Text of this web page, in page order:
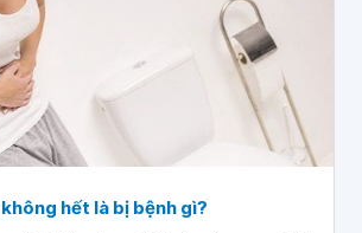
hết là bị bệnh gì?